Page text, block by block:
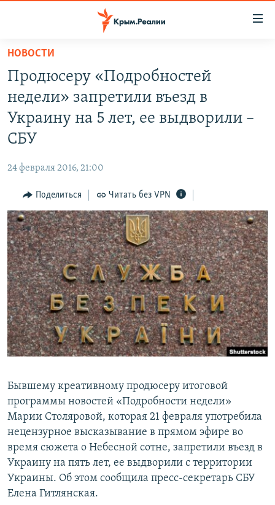
Вернуться
основному
содержанию
Вернутся
главной
Вернутся
поиску
СПЕЦПРОЕКТЫ
КАРТА ВОЕННЫХ ОБЪЕКТОВ КРЫМА
ВОДА
ИСТОРИЯ
ИНТЕРАКТИВ
ИНФОГРАФИКА
ТЕЛЕПРОЕКТ КРЫМ.РЕАЛИИ
СОВЕТЫ ПРАВОЗАЩИТНИКОВ
ПРОПАВШИЕ БЕЗ ВЕСТИ
ПОБЕДИТЕЛЕЙ НЕ СУДЯТ?
КРЫМ.НЕПОКОРЕННЫЙ
ELIFBE
УКРАИНСКАЯ ПРОБЛЕМА КРЫМА
РАДІО СВОБОДА
КАК ОБОЙТИ БЛОКИРОВКУ
Українською
Qırımtatar
ПРИСОЕДИНЯЙТЕСЬ!
НОВОСТИ
Продюсеру «Подробностей
недели» запретили въезд в
Украину на 5 лет, ее выдворили –
СБУ
24 февраля 2016, 21:00
Поделиться Читать без VPN
Бывшему креативному продюсеру итоговой
программы новостей «Подробности недели»
Марии Столяровой, которая 21 февраля употребила
нецензурное высказывание в прямом эфире во
время сюжета о Небесной сотне, запретили въезд в
Украину на пять лет, ее выдворили с территории
Украины. Об этом сообщила пресс-секретарь СБУ
Елена Гитлянская.